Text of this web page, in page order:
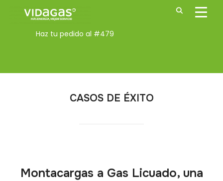
Haz tu pedido al#479
CASOS DE ÉXITO
Montacargas a Gas Licuado, una